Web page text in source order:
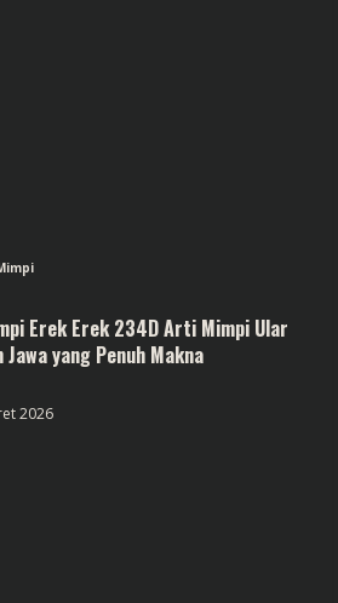
Erek Erek 234D Arti Mimpi Ular
yang Penuh Makna
2026